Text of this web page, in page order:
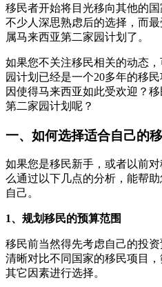
移民者开始将目光移向其他的
不少人深思熟虑后的选择，而
属马来西亚第二家园计划了。
如果您不关注移民相关的动态
园计划已经是一个20多年的移
因使得马来西亚如此受欢迎？
第二家园计划呢？
一、如何选择适合自己的
如果您是移民新手，或者以前
么通过以下几点的分析，能帮
自己。
1、规划移民的预算范围
移民前当然得先考虑自己的投
清晰对比不同国家的移民项目
其它因素进行选择。